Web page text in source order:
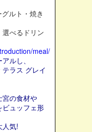
ルト・焼き
べるドリン
meal/
ルし、
ラス グレイ
宮の食材や
ュッフェ形
人気!